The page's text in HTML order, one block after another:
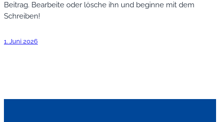
Beitrag. Bearbeite oder lösche ihn und beginne mit dem
Schreiben!
1. Juni 2026